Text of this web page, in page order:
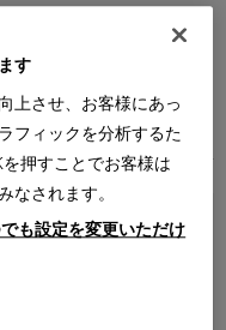
お問合せ
商品の一部を、期間限
す
上させ、お客様にあっ
フィックを分析するた
押すことでお客様は
なされます。
も設定を変更いただけ